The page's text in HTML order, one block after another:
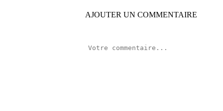
AJOUTER UN COMMENTAIRE